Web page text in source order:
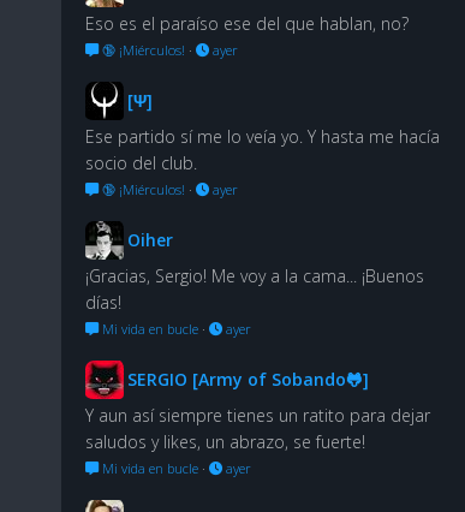
Eso es el paraíso ese del que hablan, no?
🔞 ¡Miérculos! · ayer
[Ψ]
Ese partido sí me lo veía yo. Y hasta me hacía
socio del club.
🔞 ¡Miérculos! · ayer
Oiher
¡Gracias, Sergio! Me voy a la cama... ¡Buenos
días!
Mi vida en bucle · ayer
SERGIO [Army of Sobando🐸]
Y aun así siempre tienes un ratito para dejar
saludos y likes, un abrazo, se fuerte!
Mi vida en bucle · ayer